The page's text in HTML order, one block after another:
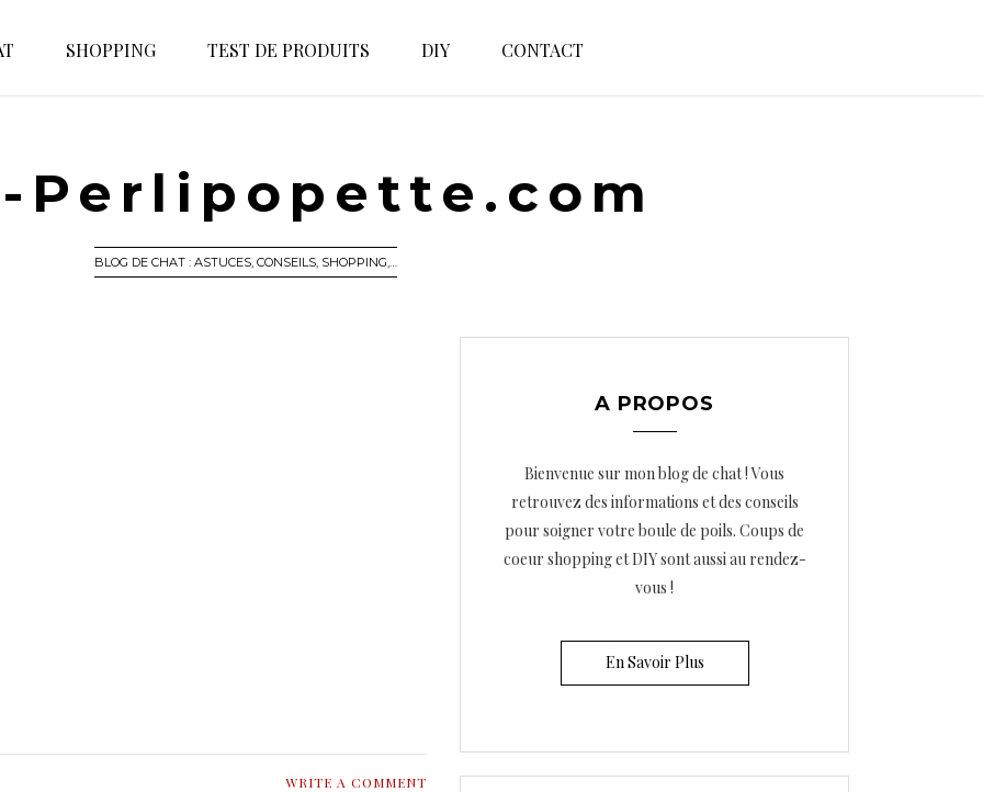
SHOPPING TEST DE PRODUITS DIY CONTACT
Perlipopette.com
BLOG DE CHAT : ASTUCES, CONSEILS, SHOPPING,…
WRITE A COMMENT
A PROPOS
Bienvenue sur mon blog de chat ! Vous
retrouvez des informations et des conseils
pour soigner votre boule de poils. Coups de
coeur shopping et DIY sont aussi au rendez-
vous !
En Savoir Plus